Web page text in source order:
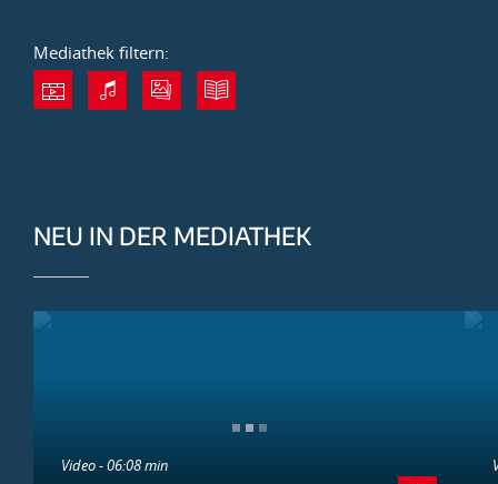
Mediathek filtern:
NEU IN DER MEDIATHEK
Video - 06:08 min